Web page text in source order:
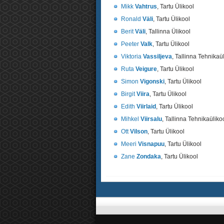
Mikk Vahtrus, Tartu Ülikool
Ronald Väli, Tartu Ülikool
BeritVäli, Tallinna Ülikool
Peeter Valk, Tartu Ülikool
Viktoria Vassiljeva, Tallinna
Ruta Veigure, Tartu Ülikool
Simon Vigonski, Tartu Ülikool
BirgitViira, Tartu Ülikool
Edith Viirlaid , Tartu Ülikool
Mihkel Viirsalu, Tallinna
OttVilson, Tartu Ülikool
Meeri Visnapuu, Tartu Ülikool
Zane Zondaka, Tartu Ülikool